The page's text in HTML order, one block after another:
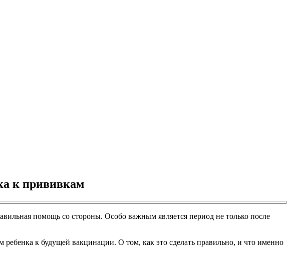
к прививкам
помощь со стороны. Особо важным является период не только после
к будущей вакцинации. О том, как это сделать правильно, и что именно